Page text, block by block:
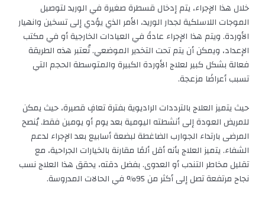
خلال هذا الإجراء، يتم إدخال قسطرة صغيرة في الوريد لتوصيل
الموجات اللاسلكية لجدار الوريد، الأمر الذي يؤدي إلى تسخين وانهيار
الأوردة. ويتم هذا الإجراء عادةً في العيادات الخارجية أو في مكتب
الإعداد، ويمكن أن يتم تحت التخدير الموضعي. تُعتبر هذه الطريقة
فعالة بشكل كبير لعلاج الأوردة الكبيرة والمتوسطة الحجم التي
تسبب أعراضًا مزعجة.
حيث يتميز العلاج بالترددات الراديوية بفترة تعافٍ قصيرة، حيث يمكن
للمريض العودة إلى أنشطته اليومية بعد يوم أو يومين فقط. يُنصح
المرضى بارتداء الجوارب الضاغطة لبضعة أسابيع بعد الإجراء لدعم
الشفاء. يتميز العلاج بأنه أقل ألمًا مقارنة بالخيارات الجراحية، مع
تقليل مخاطر التندب أو العدوى. بفضل دقته، يحقق هذا العلاج نسب
نجاح مرتفعة تصل إلى أكثر من 95% في الحالات المدروسة.